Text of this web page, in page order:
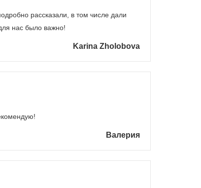
рассказали, в том числе дали
нас было важно!
Karina Zholobova
Валерия